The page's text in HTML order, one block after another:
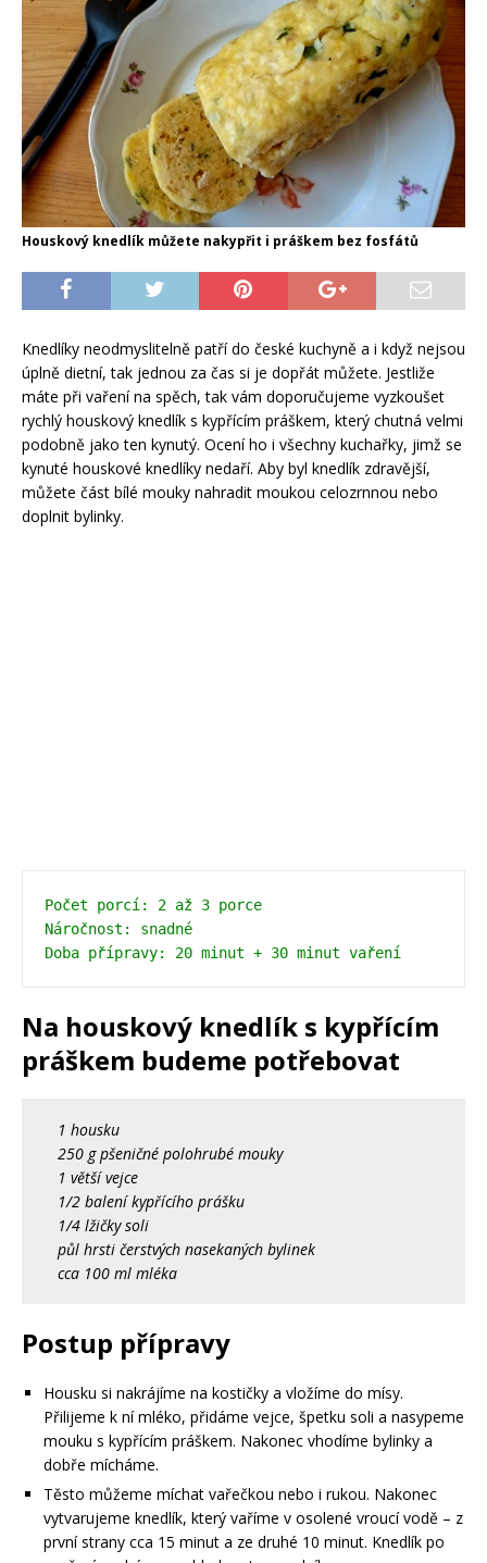
Houskový knedlík můžete nakypřit i práškem bez fosfátů
Knedlíky neodmyslitelně patří do české kuchyně a i když nejsou
úplně dietní, tak jednou za čas si je dopřát můžete. Jestliže
máte při vaření na spěch, tak vám doporučujeme vyzkoušet
rychlý houskový knedlík s kypřícím práškem, který chutná velmi
podobně jako ten kynutý. Ocení ho i všechny kuchařky, jimž se
kynuté houskové knedlíky nedaří. Aby byl knedlík zdravější,
můžete část bílé mouky nahradit moukou celozrnnou nebo
doplnit bylinky.
Počet porcí: 2 až 3 porce
Náročnost: snadné
Doba přípravy: 20 minut + 30 minut vaření
Na houskový knedlík s kypřícím
práškem budeme potřebovat
1 housku
250 g pšeničné polohrubé mouky
1 větší vejce
1/2 balení kypřícího prášku
1/4 lžičky soli
půl hrsti čerstvých nasekaných bylinek
cca 100 ml mléka
Postup přípravy
Housku si nakrájíme na kostičky a vložíme do mísy.
Přilijeme k ní mléko, přidáme vejce, špetku soli a nasypeme
mouku s kypřícím práškem. Nakonec vhodíme bylinky a
dobře mícháme.
Těsto můžeme míchat vařečkou nebo i rukou. Nakonec
vytvarujeme knedlík, který vaříme v osolené vroucí vodě – z
první strany cca 15 minut a ze druhé 10 minut. Knedlík po